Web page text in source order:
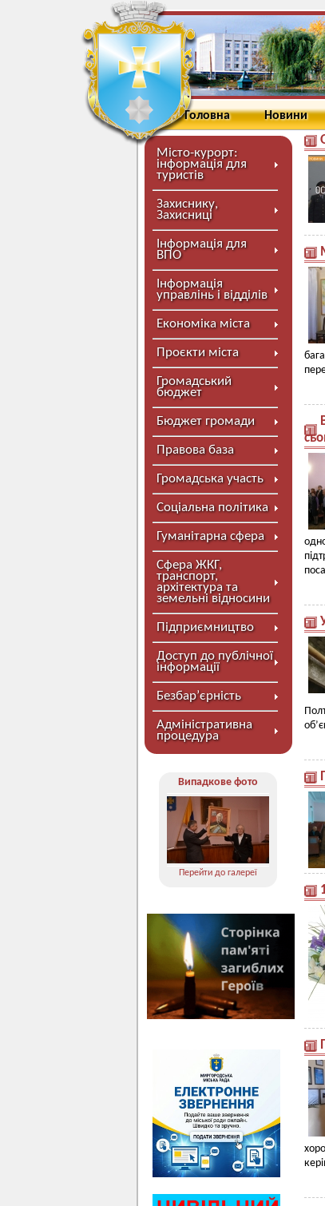
Головна Новини
Місто-курорт:
інформація для
туристів
Захиснику,
Захисниці
Інформація для
ВПО
Інформація
управлінь і відділів
Економіка міста
Проєкти міста
Громадський
бюджет
Бюджет громади
Правова база
Громадська участь
Соціальна політика
Гуманітарна сфера
Сфера ЖКГ,
транспорт,
архітектура та
земельні відносини
Підприємництво
Доступ до публічної
інформації
Безбар’єрність
Адміністративна
процедура
Випадкове фото
Перейти до галереї